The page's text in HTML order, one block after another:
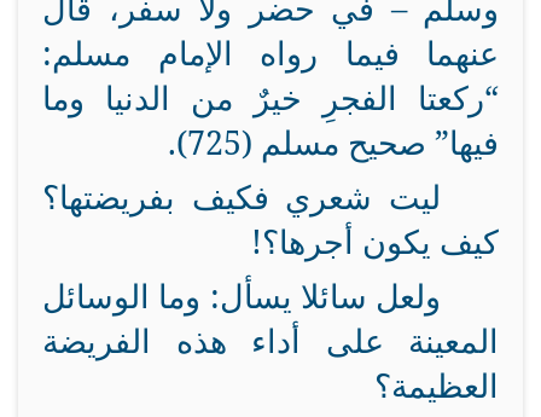
عنهما فيما رواه الإمام مسلم:
“ركعتا الفجرِ خيرٌ من الدنيا وما
فيها” صحيح مسلم (725).
ليت شعري فكيف بفريضتها؟
كيف يكون أجرها؟!
ولعل سائلا يسأل: وما الوسائل
المعينة على أداء هذه الفريضة
العظيمة؟